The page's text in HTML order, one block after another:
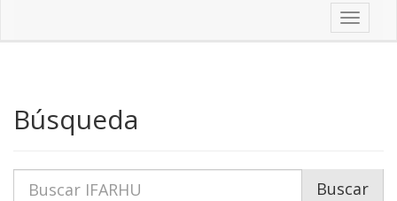
Búsqueda
Buscar